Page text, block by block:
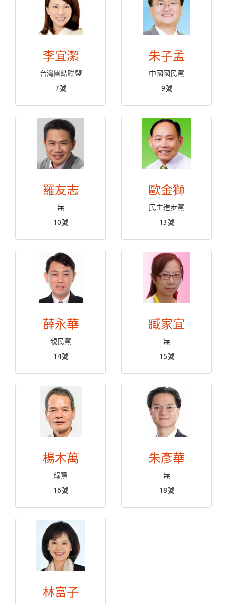
李宜潔
台灣團結聯盟
7號
朱子孟
中國國民黨
9號
羅友志
無
10號
歐金獅
民主進步黨
13號
薛永華
親民黨
14號
臧家宜
無
15號
楊木萬
綠黨
16號
朱彥華
無
18號
林富子